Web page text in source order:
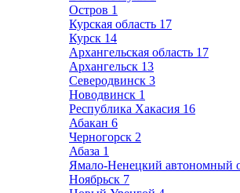
Остров 1
Курская область 17
Курск 14
Архангельская область 17
Архангельск 13
Северодвинск 3
Новодвинск 1
Республика Хакасия 16
Абакан 6
Черногорск 2
Абаза 1
Ямало-Ненецкий автономный
Ноябрьск 7